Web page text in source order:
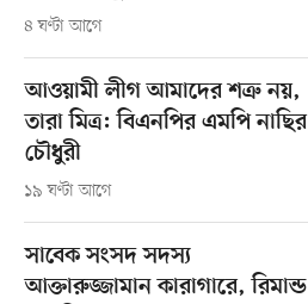
৪ ঘণ্টা আগে
আওয়ামী লীগ আমাদের শত্রু নয়,
তারা মিত্র: বিএনপির এমপি নাছির
চৌধুরী
১৯ ঘণ্টা আগে
সাবেক সংসদ সদস্য
আক্তারুজ্জামান কারাগারে, রিমান্ড